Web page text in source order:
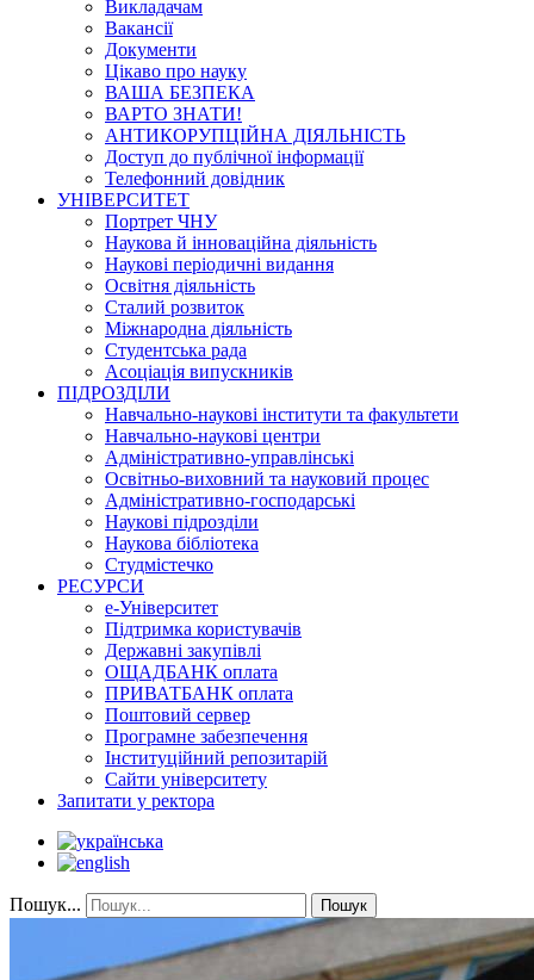
Викладачам
Вакансії
Документи
Цікаво про науку
ВАША БЕЗПЕКА
ВАРТО ЗНАТИ!
АНТИКОРУПЦІЙНА ДІЯЛЬНІСТЬ
Доступ до публічної інформації
Телефонний довідник
УНІВЕРСИТЕТ
Портрет ЧНУ
Наукова й інноваційна діяльність
Наукові періодичні видання
Освітня діяльність
Сталий розвиток
Міжнародна діяльність
Студентська рада
Асоціація випускників
ПІДРОЗДІЛИ
Навчально-наукові інститути та факультети
Навчально-наукові центри
Адміністративно-управлінські
Освітньо-виховний та науковий процес
Адміністративно-господарські
Наукові підрозділи
Наукова бібліотека
Студмістечко
РЕСУРСИ
е-Університет
Підтримка користувачів
Державні закупівлі
ОЩАДБАНК оплата
ПРИВАТБАНК оплата
Поштовий сервер
Програмне забезпечення
Інституційний репозитарій
Сайти університету
Запитати у ректора
Пошук... Пошук